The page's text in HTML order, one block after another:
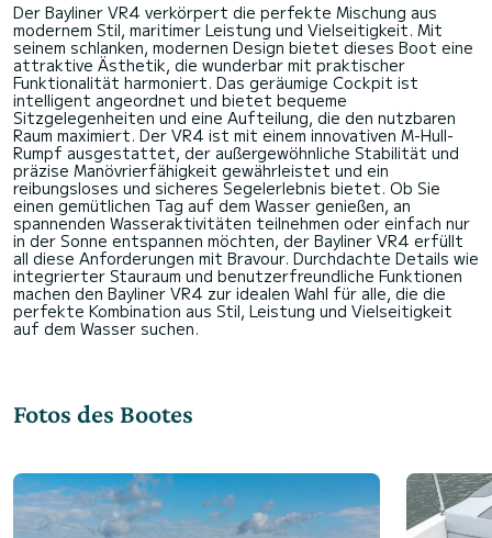
Der Bayliner VR4 verkörpert die perfekte Mischung aus
modernem Stil, maritimer Leistung und Vielseitigkeit. Mit
seinem schlanken, modernen Design bietet dieses Boot eine
attraktive Ästhetik, die wunderbar mit praktischer
Funktionalität harmoniert. Das geräumige Cockpit ist
intelligent angeordnet und bietet bequeme
Sitzgelegenheiten und eine Aufteilung, die den nutzbaren
Raum maximiert. Der VR4 ist mit einem innovativen M-Hull-
Rumpf ausgestattet, der außergewöhnliche Stabilität und
präzise Manövrierfähigkeit gewährleistet und ein
reibungsloses und sicheres Segelerlebnis bietet. Ob Sie
einen gemütlichen Tag auf dem Wasser genießen, an
spannenden Wasseraktivitäten teilnehmen oder einfach nur
in der Sonne entspannen möchten, der Bayliner VR4 erfüllt
all diese Anforderungen mit Bravour. Durchdachte Details wie
integrierter Stauraum und benutzerfreundliche Funktionen
machen den Bayliner VR4 zur idealen Wahl für alle, die die
perfekte Kombination aus Stil, Leistung und Vielseitigkeit
Fotos des Bootes